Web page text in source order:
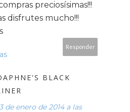
preciosísimas!!!
disfrutes mucho!!!
Responder
BLACK
de enero de 2014 a las